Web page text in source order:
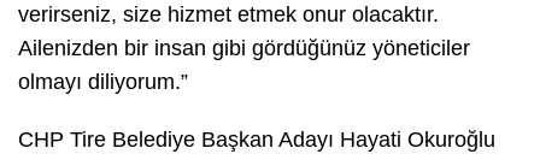
verirseniz, size hizmet etmek onur olacaktır.
Ailenizden bir insan gibi gördüğünüz yöneticiler
olmayı diliyorum.”
CHP Tire Belediye Başkan Adayı Hayati Okuroğlu